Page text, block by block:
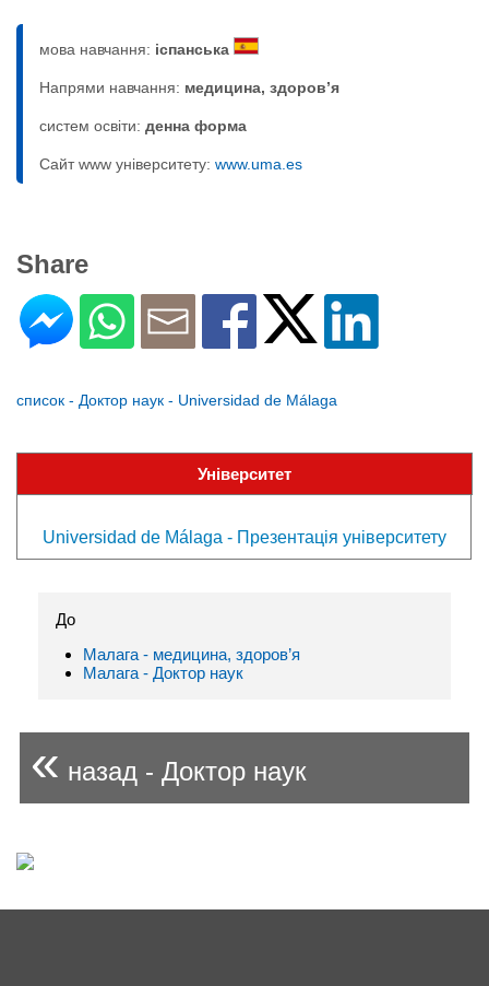
мова навчання: іспанська
Напрями навчання: медицина, здоров’я
систем освіти: денна форма
Сайт www університету: www.uma.es
Share
список - Доктор наук - Universidad de Málaga
Університет
Universidad de Málaga - Презентація університету
До
Малага - медицина, здоров’я
Малага - Доктор наук
« назад - Доктор наук